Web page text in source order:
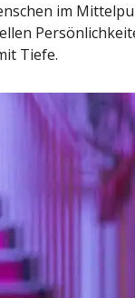
im
Tiefe.